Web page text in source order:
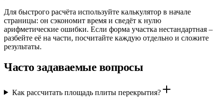
Для быстрого расчёта используйте калькулятор в начале
страницы: он сэкономит время и сведёт к нулю
арифметические ошибки. Если форма участка нестандартная –
разбейте её на части, посчитайте каждую отдельно и сложите
результаты.
Часто задаваемые вопросы
Как рассчитать площадь плиты перекрытия?